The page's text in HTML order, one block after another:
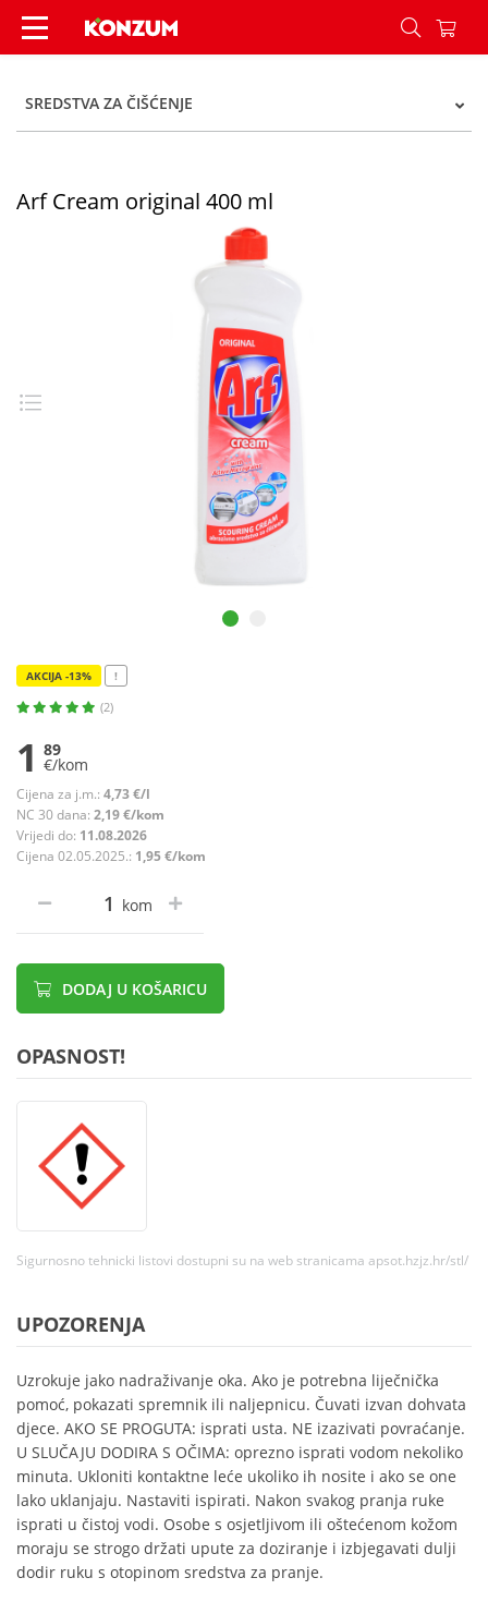
Arf Cream original 400 ml - Konzum
SREDSTVA ZA ČIŠĆENJE
Arf Cream original 400 ml
AKCIJA -13% !
(2)
1 89
€/kom
Cijena za j.m.: 4,73 €/l
NC 30 dana: 2,19 €/kom
Vrijedi do: 11.08.2026
Cijena 02.05.2025.: 1,95 €/kom
kom
DODAJ U KOŠARICU
OPASNOST!
Sigurnosno tehnicki listovi dostupni su na web stranicama apsot.hzjz.hr/stl/
UPOZORENJA
Uzrokuje jako nadraživanje oka. Ako je potrebna liječnička
pomoć, pokazati spremnik ili naljepnicu. Čuvati izvan dohvata
djece. AKO SE PROGUTA: isprati usta. NE izazivati povraćanje.
U SLUČAJU DODIRA S OČIMA: oprezno isprati vodom nekoliko
minuta. Ukloniti kontaktne leće ukoliko ih nosite i ako se one
lako uklanjaju. Nastaviti ispirati. Nakon svakog pranja ruke
isprati u čistoj vodi. Osobe s osjetljivom ili oštećenom kožom
moraju se strogo držati upute za doziranje i izbjegavati dulji
dodir ruku s otopinom sredstva za pranje.